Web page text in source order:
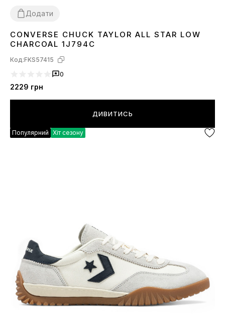
Додати
363738 3941
CONVERSE CHUCK TAYLOR ALL STAR LOW
CHARCOAL 1J794C
Код:FKS57415
0
2229 грн
ДИВИТИСЬ
Популярний Хіт сезону